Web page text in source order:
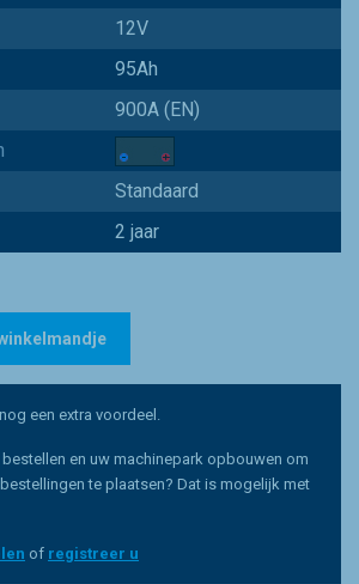
12V
95Ah
900A (EN)
Standaard
2 jaar
een extra voordeel.
en uw machinepark opbouwen om
te plaatsen? Dat is mogelijk met
of registreer u